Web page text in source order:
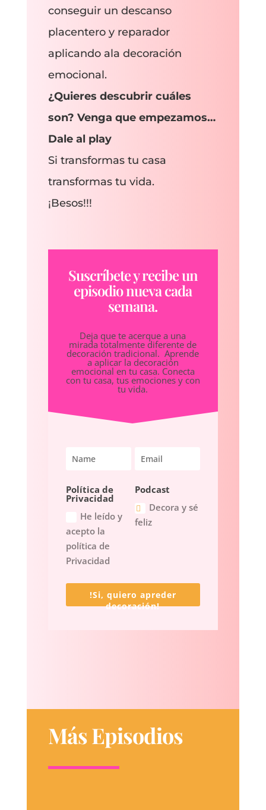
conseguir un descanso
placentero y reparador
aplicando ala decoración
emocional.
¿Quieres descubrir cuáles
son? Venga que empezamos…
Dale al play
Si transformas tu casa
transformas tu vida.
¡Besos!!!
Suscríbete y recibe un
episodio nueva cada
semana.
Deja que te acerque a una
mirada totalmente diferente de
decoración tradicional. Aprende
a aplicar la decoración
emocional en tu casa. Conecta
con tu casa, tus emociones y con
tu vida.
Política de
Privacidad
He leído y
acepto la
política de
Privacidad
Podcast
Decora y sé
feliz
!Si, quiero apreder
decoración!
Más Episodios